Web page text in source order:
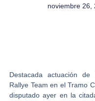
noviembre 26,
Destacada actuación
Rallye Teamen elTramo
disputado ayer en la